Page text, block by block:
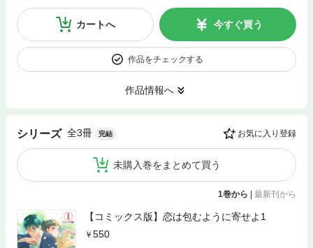
カートへ 今すぐ買う
作品をチェックする
作品情報へ
シリーズ 全3冊 完結 お気に入り登録
未購入巻をまとめて買う
1巻から | 最新刊から
【コミックス版】恋は包むように寄せよ1
550